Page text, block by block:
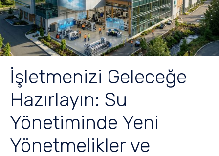
İşletmenizi Geleceğe
Hazırlayın: Su
Yönetiminde Yeni
Yönetmelikler ve